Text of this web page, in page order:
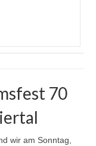
70
wir am Sonntag,